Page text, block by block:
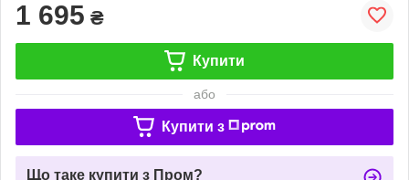
1 695 ₴
Купити
або
Купити з
Що таке купити з Пром?